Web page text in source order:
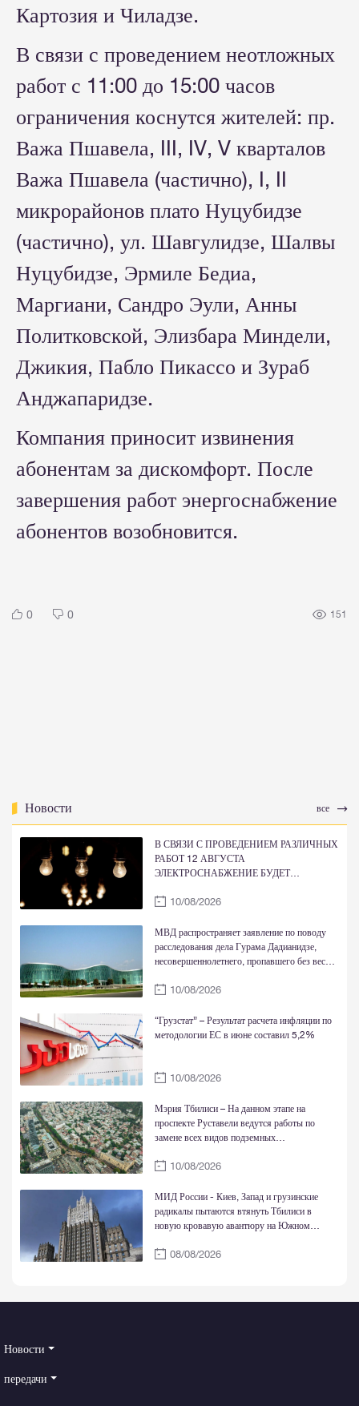
Картозия и Чиладзе.
В связи с проведением неотложных
работ с 11:00 до 15:00 часов
ограничения коснутся жителей: пр.
Важа Пшавела, III, IV, V кварталов
Важа Пшавела (частично), I, II
микрорайонов плато Нуцубидзе
(частично), ул. Шавгулидзе, Шалвы
Нуцубидзе, Эрмиле Бедиа,
Маргиани, Сандро Эули, Анны
Политковской, Элизбара Миндели,
Джикия, Пабло Пикассо и Зураб
Анджапаридзе.
Компания приносит извинения
абонентам за дискомфорт. После
завершения работ энергоснабжение
абонентов возобновится.
0 0 151
Новости все
В СВЯЗИ С ПРОВЕДЕНИЕМ РАЗЛИЧНЫХ
РАБОТ 12 АВГУСТА
ЭЛЕКТРОСНАБЖЕНИЕ БУДЕТ
10/08/2026
МВД распространяет заявление по поводу
расследования дела Гурама Дадианидзе,
несовершеннолетнего, пропавшего без вести
10/08/2026
“Грузстат” – Результат расчета инфляции по
методологии ЕС в июне составил 5,2%
10/08/2026
Мэрия Тбилиси – На данном этапе на
проспекте Руставели ведутся работы по
замене всех видов подземных
водоснабжения и газоснабжения, а также
10/08/2026
МИД России - Киев, Запад и грузинские
радикалы пытаются втянуть Тбилиси в
новую кровавую авантюру на Южном
08/08/2026
Новости
передачи